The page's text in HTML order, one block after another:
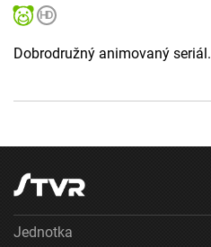
Dobrodružný animovaný seriál.
Jednotka